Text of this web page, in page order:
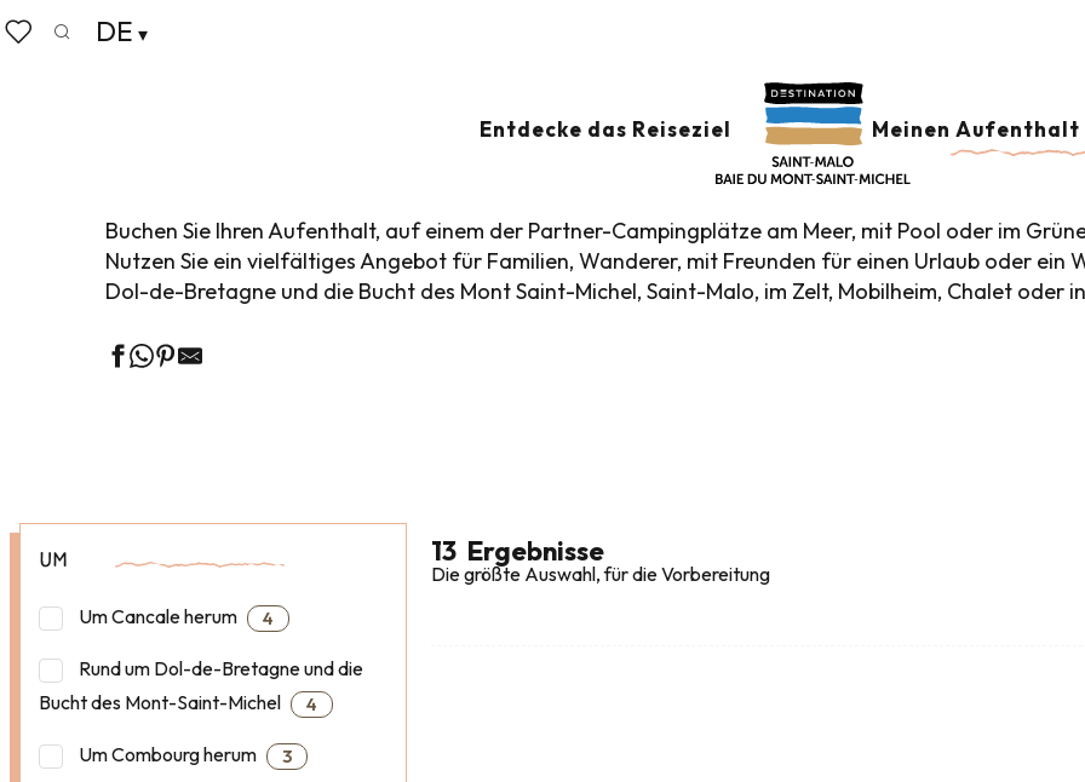
Aller
au
DE
Entdecke das Reiseziel Meinen
Startseite
CAMPINGPLÄTZE – IM GRÜNEN
Buchen Sie Ihren Aufenthalt, auf einem der Partner-Campingplätze am Meer, mit Pool oder im
Nutzen Sie ein vielfältiges Angebot für Familien, Wanderer, mit Freunden für einen Urlaub oder ein
Dol-de-Bretagne und die Bucht des Mont Saint-Michel, Saint-Malo, im Zelt, Mobilheim, Chalet oder
UM
Um Cancale herum 4
Rund um Dol-de-Bretagne und die
Bucht des Mont-Saint-Michel
4
Um Combourg herum 3
13 Ergebnisse
Die größte Auswahl, für die Vorbereitung